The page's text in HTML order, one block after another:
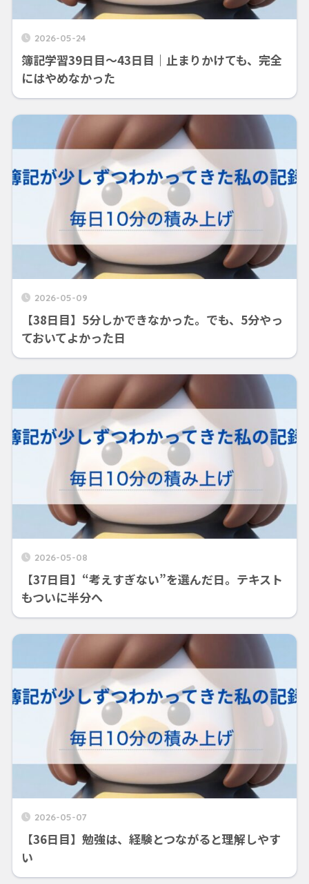
2026-05-24
簿記学習39日目〜43日目｜止まりかけても、完全
にはやめなかった
2026-05-09
【38日目】5分しかできなかった。でも、5分やっ
ておいてよかった日
2026-05-08
【37日目】“考えすぎない”を選んだ日。テキスト
もついに半分へ
2026-05-07
【36日目】勉強は、経験とつながると理解しやす
い